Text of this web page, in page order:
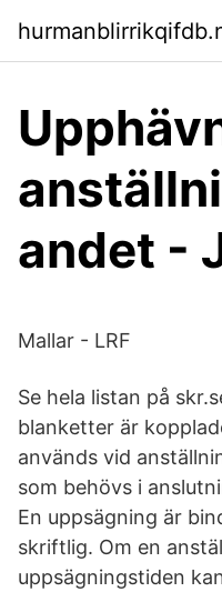
andet -
Mallar - LRF
Se hela listan på
blanketter är
används vid
som behövs i
En uppsägning är
skriftlig. Om en
uppsägningstiden